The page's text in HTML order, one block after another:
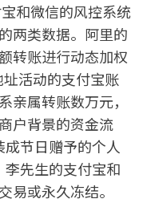
和微信的风控系统
两类数据。阿里的
转账进行动态加权
活动的支付宝账
亲属转账数万元，
户背景的资金流
节日赠予的个人
先生的支付宝和
易或永久冻结。